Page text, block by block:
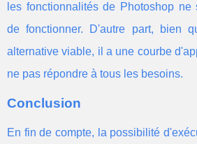
les fonctionnalités de Photoshop ne
de fonctionner. D'autre part, bien
alternative viable, il a une courbe
ne pas répondre à tous les besoins.
Conclusion
En fin de compte, la possibilité